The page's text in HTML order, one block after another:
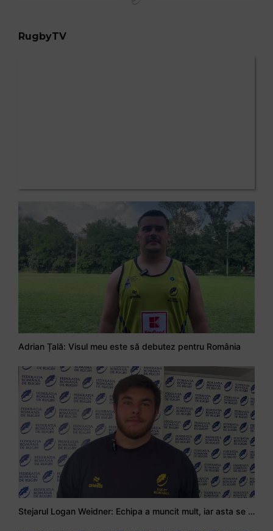
RugbyTV
Adrian Țală: Visul meu este să debutez pentru România
Stejarul Logan Weidner: Echipa a muncit mult, iar asta se va vedea în meciurile de la Nations Cup